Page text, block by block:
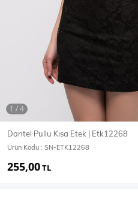
Ceket Mont & Kaban
T-SHİRT & BLUZ
T-Shirt
Dantel Pullu Kısa Etek | Etk12268
Ürün Kodu : SN-ETK12268
255,00TL